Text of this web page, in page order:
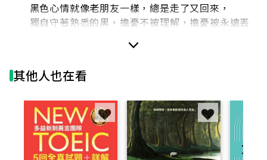
黑色心情就像老朋友一樣，總是走了又回來，
獨自守著熟悉的黑，擔憂不被理解，擔憂被永遠丟
在情緒的反反覆覆之間，在陰影的或深或淺之間，
感的Kaoru阿嚕，
咀嚼過往的過程並不愉快，但這樣的痛，反而是一
種治癒的過程。
全書是一遍又一遍與自己的私密對話，也是她為刺
其他人也在看